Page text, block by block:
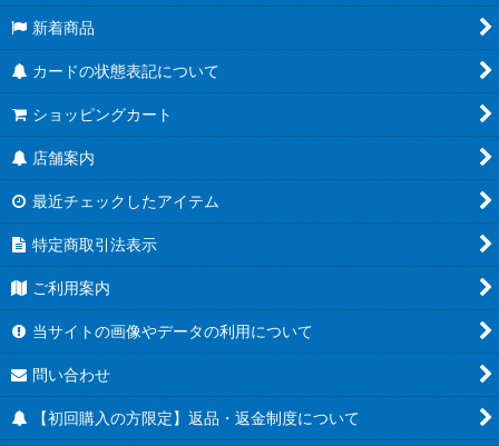
新着商品
カードの状態表記について
ショッピングカート
店舗案内
最近チェックしたアイテム
特定商取引法表示
ご利用案内
当サイトの画像やデータの利用について
問い合わせ
【初回購入の方限定】返品・返金制度について